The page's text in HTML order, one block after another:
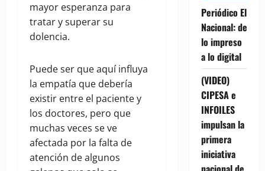
mayor esperanza para
tratar y superar su
dolencia.
Puede ser que aquí influya
la empatía que debería
existir entre el paciente y
los doctores, pero que
muchas veces se ve
afectada por la falta de
atención de algunos
Periódico El
Nacional: de
lo impreso
a lo digital
(VIDEO)
CIPESA e
INFOILES
impulsan la
primera
iniciativa